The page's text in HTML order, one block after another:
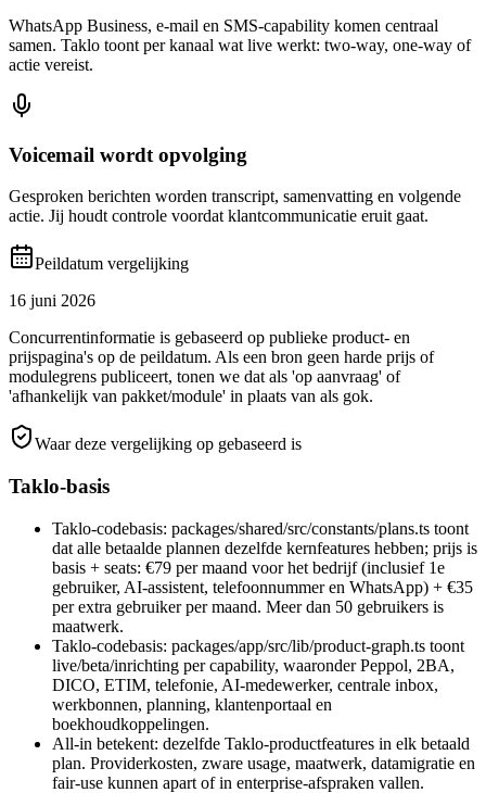
WhatsApp Business, e-mail en SMS-capability komen centraal
samen. Taklo toont per kanaal wat live werkt: two-way, one-way of
actie vereist.
Voicemail wordt opvolging
Gesproken berichten worden transcript, samenvatting en volgende
actie. Jij houdt controle voordat klantcommunicatie eruit gaat.
Peildatum vergelijking
16 juni 2026
Concurrentinformatie is gebaseerd op publieke product- en
prijspagina's op de peildatum. Als een bron geen harde prijs of
modulegrens publiceert, tonen we dat als 'op aanvraag' of
'afhankelijk van pakket/module' in plaats van als gok.
Waar deze vergelijking op gebaseerd is
Taklo-basis
Taklo-codebasis: packages/shared/src/constants/plans.ts toont
dat alle betaalde plannen dezelfde kernfeatures hebben; prijs is
basis + seats: €79 per maand voor het bedrijf (inclusief 1e
gebruiker, AI-assistent, telefoonnummer en WhatsApp) + €35
per extra gebruiker per maand. Meer dan 50 gebruikers is
maatwerk.
Taklo-codebasis: packages/app/src/lib/product-graph.ts toont
live/beta/inrichting per capability, waaronder Peppol, 2BA,
DICO, ETIM, telefonie, AI-medewerker, centrale inbox,
werkbonnen, planning, klantenportaal en
boekhoudkoppelingen.
All-in betekent: dezelfde Taklo-productfeatures in elk betaald
plan. Providerkosten, zware usage, maatwerk, datamigratie en
fair-use kunnen apart of in enterprise-afspraken vallen.